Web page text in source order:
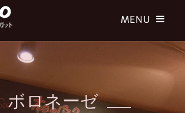
ボロネーゼ